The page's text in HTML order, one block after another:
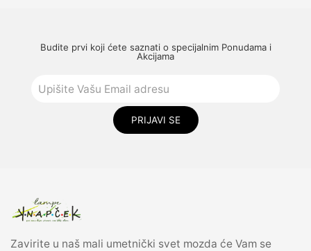
Budite prvi koji ćete saznati o specijalnim Ponudama i
Akcijama
PRIJAVI SE
Zavirite u naš mali umetnički svet mozda će Vam se